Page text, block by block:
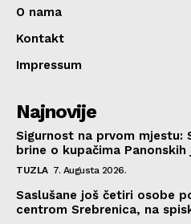
O nama
Kontakt
Impressum
Najnovije
Sigurnost na prvom mjestu:
brine o kupačima Panonskih
TUZLA 7. Augusta 2026.
Saslušane još četiri osobe
centrom Srebrenica, na